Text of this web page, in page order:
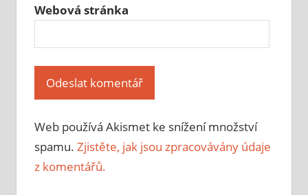
Webová stránka
Web používá Akismet ke snížení množství
spamu. Zjistěte, jak jsou zpracovávány údaje
z komentářů.